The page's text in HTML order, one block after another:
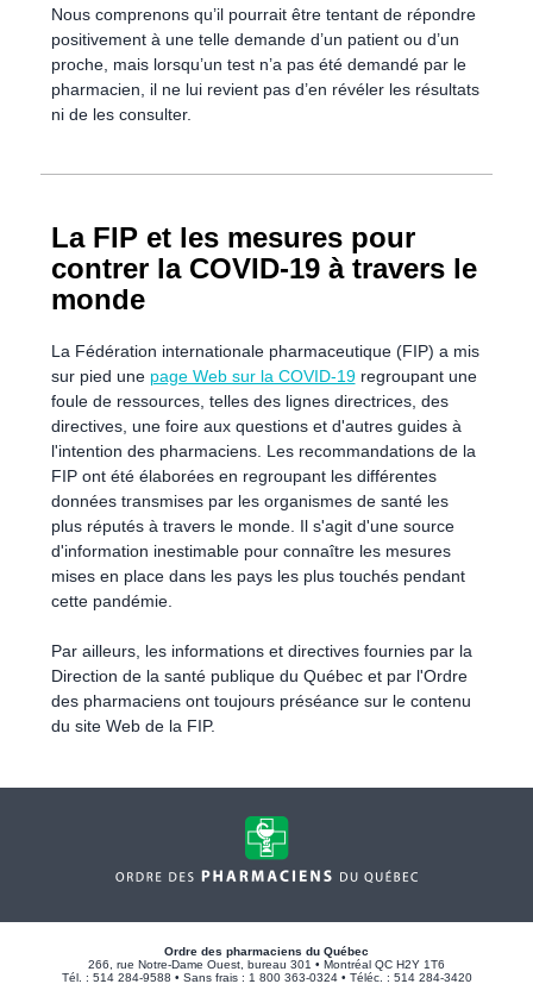
Nous comprenons qu’il pourrait être tentant de répondre
positivement à une telle demande d’un patient ou d’un
proche, mais lorsqu’un test n’a pas été demandé par le
pharmacien, il ne lui revient pas d’en révéler les résultats
ni de les consulter.
La FIP et les mesures pour
contrer la COVID-19 à travers le
monde
La Fédération internationale pharmaceutique (FIP) a mis
sur pied une page Web sur la COVID-19regroupant une
foule de ressources, telles des lignes directrices, des
directives, une foire aux questions et d'autres guides à
l'intention des pharmaciens. Les recommandations de la
FIP ont été élaborées en regroupant les différentes
données transmises par les organismes de santé les
plus réputés à travers le monde. Il s'agit d'une source
d'information inestimable pour connaître les mesures
mises en place dans les pays les plus touchés pendant
cette pandémie.
Par ailleurs, les informations et directives fournies par la
Direction de la santé publique du Québec et par l'Ordre
des pharmaciens ont toujours préséance sur le contenu
du site Web de la FIP.
Ordre des pharmaciens du Québec
266, rue Notre-Dame Ouest, bureau 301 • Montréal QC H2Y 1T6
Tél. : 514 284-9588 • Sans frais : 1 800 363-0324 • Téléc. : 514 284-3420